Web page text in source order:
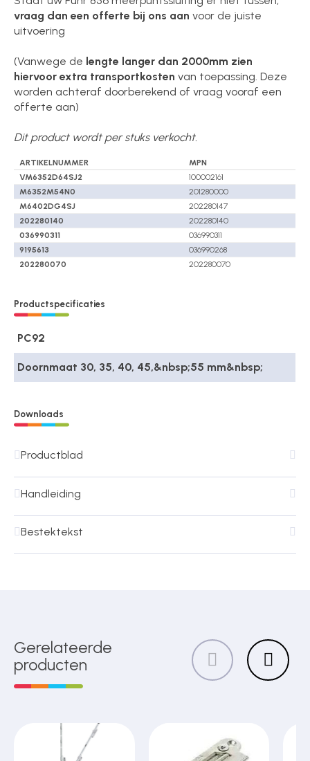
vraag dan een offerte bij ons aanvoor de juiste
uitvoering
(Vanwege de lengte langer dan 2000mm zien
hiervoor extra transportkostenvan toepassing. Deze
worden achteraf doorberekend of vraag vooraf een
offerte aan)
Dit product wordt per stuks verkocht.
ARTIKELNUMMER
MPN
VM6352D64SJ2
100002161
M6352M54N0
201280000
M6402DG4SJ
202280147
202280140
202280140
036990311
036990311
9195613
036990268
202280070
202280070
Productspecificaties
PC92
Doornmaat 30, 35, 40, 45,&nbsp;55 mm&nbsp;
Downloads
Productblad
Handleiding
Bestektekst
Gerelateerde
producten